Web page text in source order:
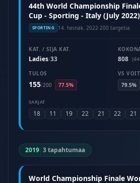
44th World Championship
Cup - Sporting - Italy (July 2022)
SPORTING 14. heinäk. 2022·200 targetia
KAT. / SIJA KAT.
Ladies/33 808
TULOS
155/200 77.5%
VS
79.5%
SARJAT
18 11 19 22 21 22 21
2019|3 tapahtumaa
World Championship Finale